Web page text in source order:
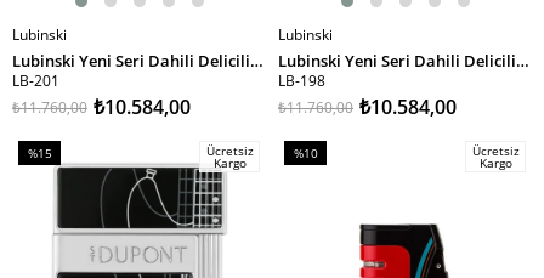
SEPETE EKLE
Lubinski
Lubinski Yeni Seri Dahili Delicili Yaprak Alev Puro Çakmağı Mavi LB-201
LB-201
₺10.584,00
₺11.760,00
SEPETE EKLE
Lubinski
Lubinski Yeni Seri Dahili Delicili Yaprak Alev Puro Çakmağı Yeşil LB-198
LB-198
₺10.584,00
₺11.760,00
%15
İndirim
Ücretsiz
Kargo
%10
Ücretsiz
Kargo